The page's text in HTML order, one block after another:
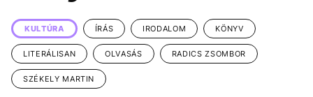
KÖZÉLET
ÉLETMÓD DESIGN
BESZÉLGETÉSEK ARCOK
VIDEÓ
KULTÚRA ÍRÁS IRODALOM KÖNYV
LITERÁLISAN OLVASÁS RADICS ZSOMBOR
SZÉKELY MARTIN